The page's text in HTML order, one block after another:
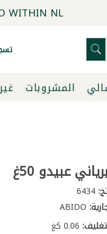
WITHIN NL
المشروبات
عبيدو 50غ
6434
ABIDO
0.06 كغ